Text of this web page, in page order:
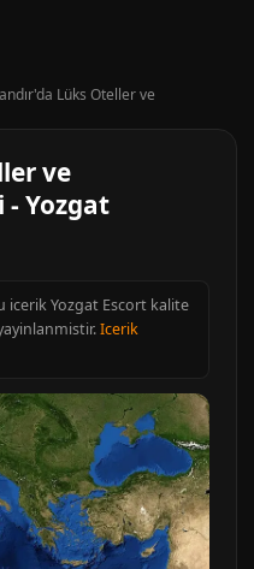
Lüks Oteller ve
ve
Yozgat
icerik Yozgat Escort kalite
Icerik